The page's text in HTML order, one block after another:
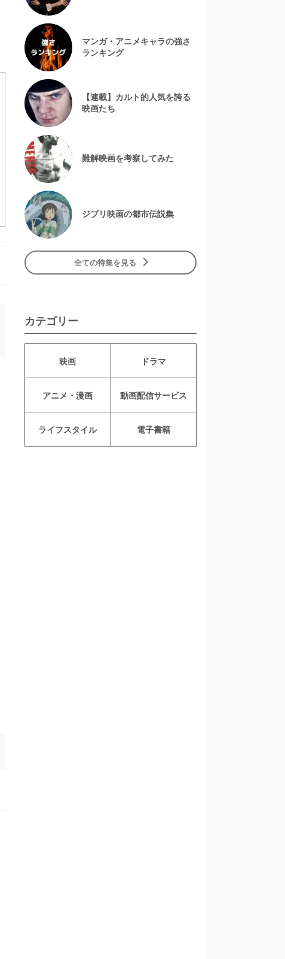
マンガ・アニメキャラの強さ
ランキング
【連載】カルト的人気を誇る
映画たち
難解映画を考察してみた
ジブリ映画の都市伝説集
全ての特集を見る
カテゴリー
映画 ドラマ
アニメ・漫画 動画配信サービス
ライフスタイル 電子書籍